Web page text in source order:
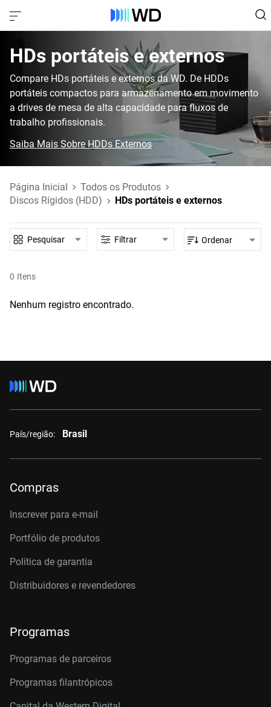
HDs portáteis e externos
Compare HDs portáteis e externos da WD. De HDDs
portáteis compactos para armazenamento em movimento
a drives de mesa de alta capacidade para fluxos de
trabalho profissionais.
Saiba Mais Sobre HDDs Externos
Página Inicial
Todos os Produtos
Discos Rígidos (HDD)
HDs portáteis e externos
0 Itens
Pesquisar Filtrar Ordenar
Nenhum registro encontrado.
País/região: Brasil
Compras
Inscrever para e-mail
Portfólio de produtos
Política de garantia
Distribuidores e revendedores
Programas
Programas de parceiros
Programas filantrópicos